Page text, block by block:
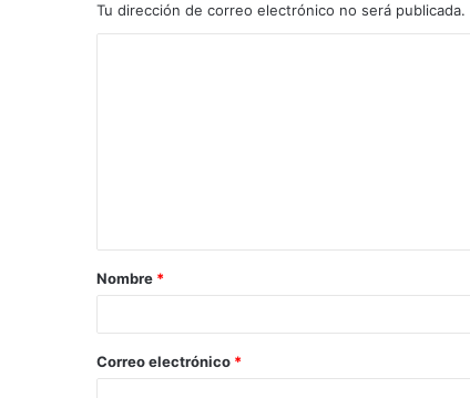
Tu dirección de correo electrónico no será publicada.
a
r
*
Nombre *
Correo electrónico *